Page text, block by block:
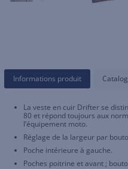
Informations produit
La veste en cuir Drifter se
80 et répond toujours aux
l’équipement moto.
Réglage de la largeur par
Poche intérieure à gauche.
Poches poitrine et avant ;